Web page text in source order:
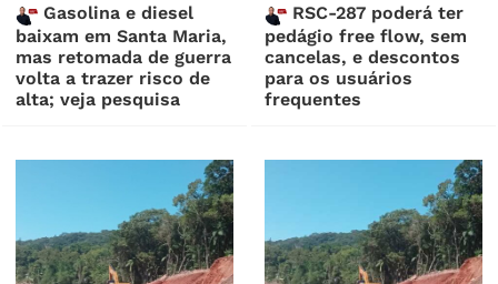
Gasolina e diesel
baixam em Santa Maria,
mas retomada de guerra
volta a trazer risco de
alta; veja pesquisa
RSC-287 poderá ter
pedágio free flow, sem
cancelas, e descontos
para os usuários
frequentes